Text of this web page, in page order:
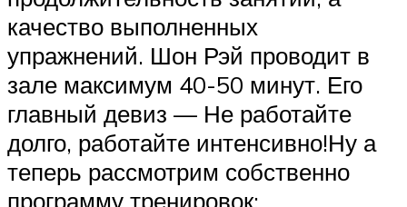
качество выполненных
упражнений. Шон Рэй проводит в
зале максимум 40-50 минут. Его
главный девиз — Не работайте
долго, работайте интенсивно!Ну а
теперь рассмотрим собственно
программу тренировок: